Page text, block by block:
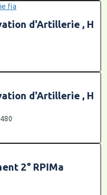
d'Artillerie , H
d'Artillerie , H
2° RPIMa